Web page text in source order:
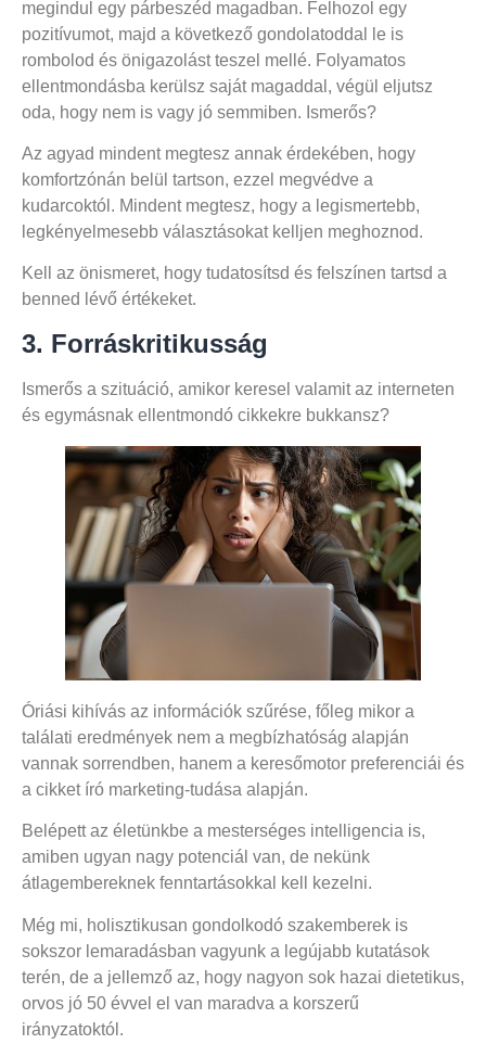
megindul egy párbeszéd magadban. Felhozol egy
pozitívumot, majd a következő gondolatoddal le is
rombolod és önigazolást teszel mellé. Folyamatos
ellentmondásba kerülsz saját magaddal, végül eljutsz
oda, hogy nem is vagy jó semmiben. Ismerős?
Az agyad mindent megtesz annak érdekében, hogy
komfortzónán belül tartson, ezzel megvédve a
kudarcoktól. Mindent megtesz, hogy a legismertebb,
legkényelmesebb választásokat kelljen meghoznod.
Kell az önismeret, hogy tudatosítsd és felszínen tartsd a
benned lévő értékeket.
3. Forráskritikusság
Ismerős a szituáció, amikor keresel valamit az interneten
és egymásnak ellentmondó cikkekre bukkansz?
Óriási kihívás az információk szűrése, főleg mikor a
találati eredmények nem a megbízhatóság alapján
vannak sorrendben, hanem a keresőmotor preferenciái és
a cikket író marketing-tudása alapján.
Belépett az életünkbe a mesterséges intelligencia is,
amiben ugyan nagy potenciál van, de nekünk
átlagembereknek fenntartásokkal kell kezelni.
Még mi, holisztikusan gondolkodó szakemberek is
sokszor lemaradásban vagyunk a legújabb kutatások
terén, de a jellemző az, hogy nagyon sok hazai dietetikus,
orvos jó 50 évvel el van maradva a korszerű
irányzatoktól.